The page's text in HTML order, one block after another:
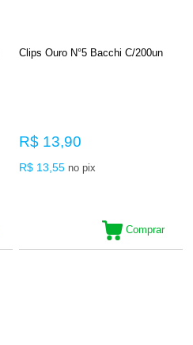
Clips Ouro N°5 Bacchi C/200un
R$ 13,90
R$ 13,55 no pix
Comprar